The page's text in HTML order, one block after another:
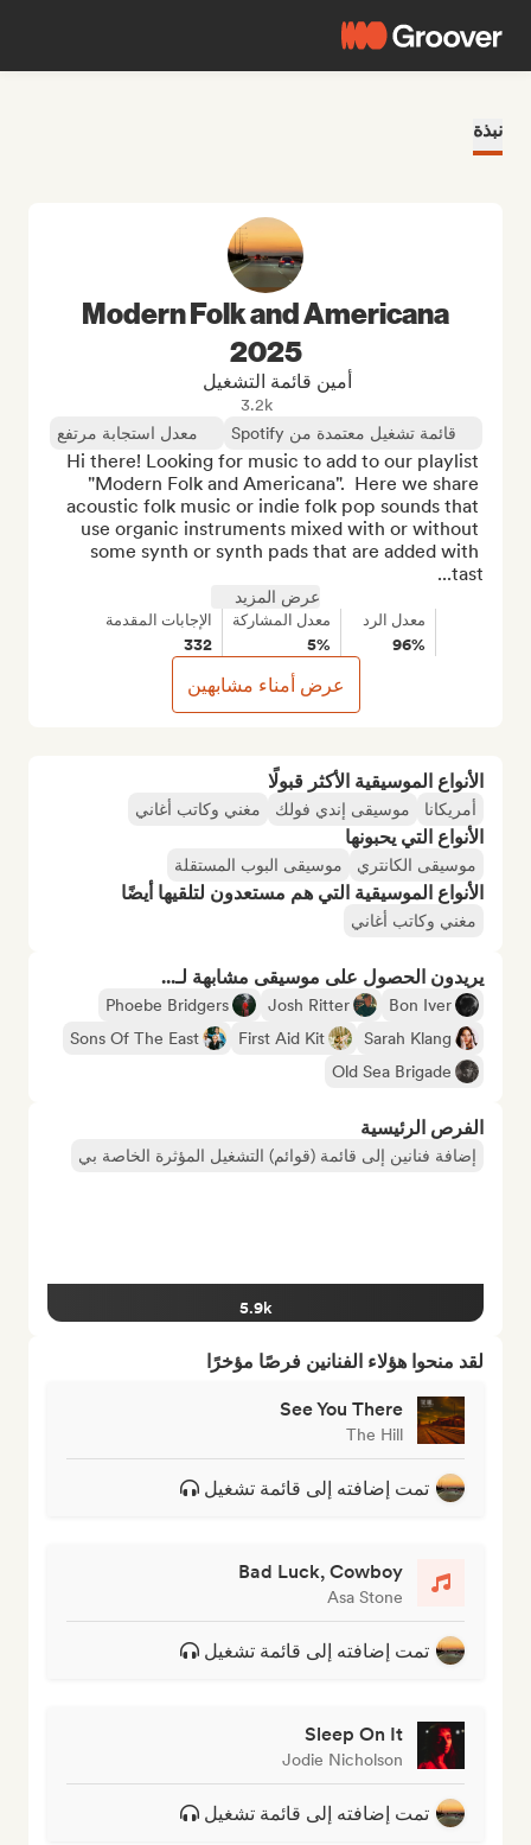
نبذة
الأنواع الموسيقية الأكثر قبولًا
أمريكانا موسيقى إندي فولك مغني وكاتب أغاني
الأنواع التي يحبونها
موسيقى الكانتري موسيقى البوب المستقلة
الأنواع الموسيقية التي هم مستعدون لتلقيها أيضًا
مغني وكاتب أغاني
يريدون الحصول على موسيقى مشابهة لـ...
Bon Iver
Josh Ritter
Phoebe Bridgers
Sarah Klang
First Aid Kit
Sons Of The East
Old Sea Brigade
الفرص الرئيسية
إضافة فنانين إلى قائمة (قوائم) التشغيل المؤثرة الخاصة بي
5.9k
لقد منحوا هؤلاء الفنانين فرصًا مؤخرًا
See You There
The Hill
تمت إضافته إلى قائمة تشغيل
Bad Luck, Cowboy
Asa Stone
تمت إضافته إلى قائمة تشغيل
Sleep On It
Jodie Nicholson
تمت إضافته إلى قائمة تشغيل
Modern Folk and Americana
2025
أمين قائمة التشغيل
3.2k
قائمة تشغيل معتمدة من Spotify
معدل استجابة مرتفع
Hi there! Looking for music to add to our playlist
"Modern Folk and Americana".  Here we share
acoustic folk music or indie folk pop sounds that
use organic instruments mixed with or without
some synth or synth pads that are added with
tast...
عرض المزيد
معدل الرد
96%
معدل المشاركة
5%
الإجابات المقدمة
332
عرض أمناء مشابهين